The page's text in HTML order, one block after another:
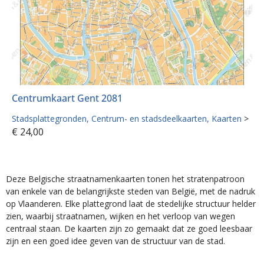
Centrumkaart Gent 2081
Stadsplattegronden Centrum- en stadsdeelkaarten Kaarten >
€ 24,00
Deze Belgische straatnamenkaarten tonen het stratenpatroon
van enkele van de belangrijkste steden van België, met de nadruk
op Vlaanderen. Elke plattegrond laat de stedelijke structuur helder
zien, waarbij straatnamen, wijken en het verloop van wegen
centraal staan. De kaarten zijn zo gemaakt dat ze goed leesbaar
zijn en een goed idee geven van de structuur van de stad.